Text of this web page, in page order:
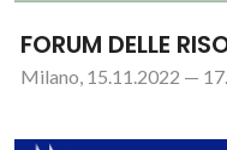
FORUM DELLE
Milano, 15.11.2022 —